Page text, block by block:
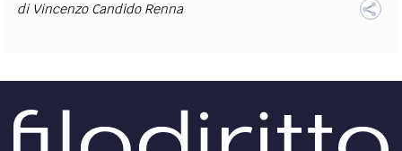
di Vincenzo Candido Renna